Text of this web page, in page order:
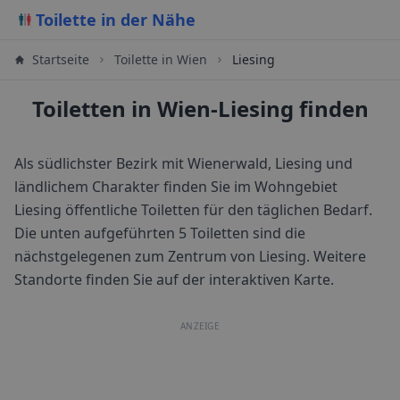
Toilette in der Nähe
Startseite Toilette in Wien Liesing
Toiletten in Wien-Liesing finden
Als südlichster Bezirk mit Wienerwald, Liesing und
ländlichem Charakter finden Sie im Wohngebiet
Liesing öffentliche Toiletten für den täglichen Bedarf.
Die unten aufgeführten 5 Toiletten sind die
nächstgelegenen zum Zentrum von Liesing. Weitere
Standorte finden Sie auf der interaktiven Karte.
ANZEIGE